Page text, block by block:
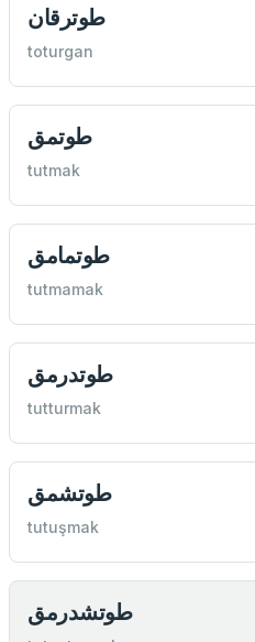
طوترقان
toturgan
طوتمق
tutmak
طوتمامق
tutmamak
طوتدرمق
tutturmak
طوتشمق
tutuşmak
طوتشدرمق